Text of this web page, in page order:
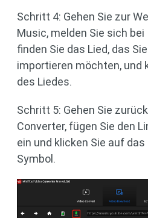
Schritt 4: Gehen Sie zur
Music, melden Sie sich bei
finden Sie das Lied, das
importieren möchten, und
des Liedes.
Schritt 5: Gehen Sie
Converter, fügen Sie den
ein und klicken Sie auf das
Symbol.